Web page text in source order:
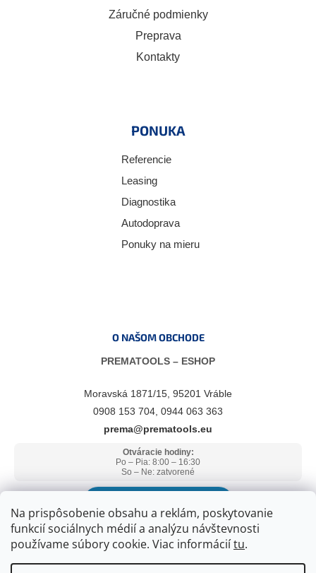
Na prispôsobenie obsahu a reklám, poskytovanie
funkcií sociálnych médií a analýzu návštevnosti
používame súbory cookie. Viac informáciítu.
Záručné podmienky
Preprava
Kontakty
PONUKA
Referencie
Leasing
Diagnostika
Autodoprava
Ponuky na mieru
O NAŠOM OBCHODE
PREMATOOLS – ESHOP
Moravská 1871/15, 95201 Vráble
0908 153 704, 0944 063 363
prema@prematools.eu
Otváracie hodiny:
Po – Pia: 8:00 – 16:30
So – Ne: zatvorené